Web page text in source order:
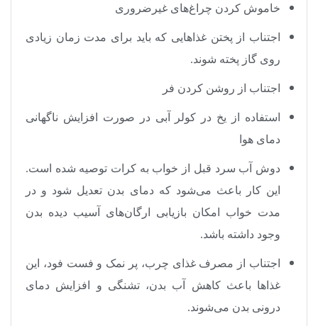
خاموش کردن چراغ‌های غیرضروری
اجتناب از پختن غذاهایی که باید برای مدت زمان زیادی
روی گاز پخته شوند.
اجتناب از روشن کردن فر
استفاده از یخ در کولر آبی در صورت افزایش ناگهانی
دمای هوا
دوش آب سرد قبل از خواب به کرات توصیه شده است.
این کار باعث می‌شود که دمای بدن تعدیل شود و در
مدت خواب امکان بازیابی ارگان‌های آسیب دیده بدن
وجود داشته باشد.
اجتناب از مصرف غذای چرب، پر نمک و فست فود، این
غذاها باعث کاهش آب بدن، تشنگی و افزایش دمای
درونی بدن می‌شوند.